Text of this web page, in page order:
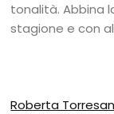
tonalità. Abbina
stagione e con
Roberta